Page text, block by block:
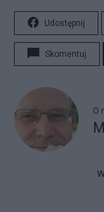
Udostępnij
Skomentuj
O